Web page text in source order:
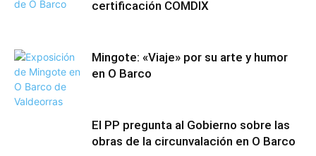
certificación COMDIX
Mingote: «Viaje» por su arte y humor
en O Barco
El PP pregunta al Gobierno sobre las
obras de la circunvalación en O Barco